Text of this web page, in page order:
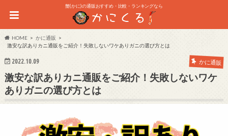
蟹(かに)の通販おすすめ・比較・ランキングなら
HOME
かに通販
激安な訳ありカニ通販をご紹介！失敗しないワケありガニの選び方とは
2022.10.09 かに通販
激安な訳ありカニ通販をご紹介！失敗しないワケ
ありガニの選び方とは